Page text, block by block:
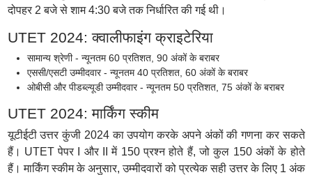
दोपहर 2 बजे से शाम 4:30 बजे तक निर्धारित की गई थी।
UTET 2024: क्वालीफाइंग क्राइटेरिया
सामान्य श्रेणी - न्यूनतम 60 प्रतिशत, 90 अंकों के बराबर
एससी/एसटी उम्मीदवार - न्यूनतम 40 प्रतिशत, 60 अंकों के बराबर
ओबीसी और पीडब्ल्यूडी उम्मीदवार - न्यूनतम 50 प्रतिशत, 75 अंकों के बराबर
UTET 2024: मार्किंग स्कीम
यूटीईटी उत्तर कुंजी 2024 का उपयोग करके अपने अंकों की गणना कर सकते
हैं। UTET पेपर I और II में 150 प्रश्न होते हैं, जो कुल 150 अंकों के होते
हैं। मार्किंग स्कीम के अनुसार, उम्मीदवारों को प्रत्येक सही उत्तर के लिए 1 अंक